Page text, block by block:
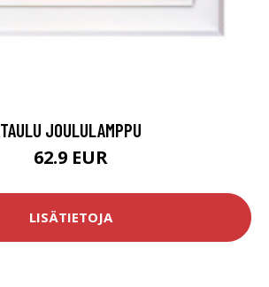
TAULU JOULULAMPPU
62.9 EUR
LISÄTIETOJA